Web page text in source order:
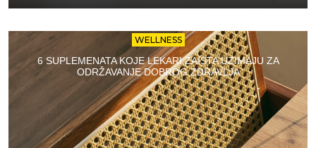
WELLNESS
6 SUPLEMENATA KOJE LEKARI ZAISTA UZIMAJU ZA
ODRŽAVANJE DOBROG ZDRAVLJA